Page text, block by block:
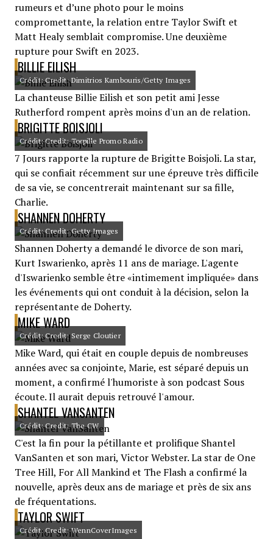
rumeurs et d’une photo pour le moins
compromettante, la relation entre Taylor Swift et
Matt Healy semblait compromise. Une deuxième
rupture pour Swift en 2023.
BILLIE EILISH
Crédit: Credit: Dimitrios Kambouris/Getty Images
La chanteuse Billie Eilish et son petit ami Jesse
Rutherford rompent après moins d'un an de relation.
BRIGITTE BOISJOLI
Crédit: Credit: Torpille Promo Radio
7 Jours rapporte la rupture de Brigitte Boisjoli. La star,
qui se confiait récemment sur une épreuve très difficile
de sa vie, se concentrerait maintenant sur sa fille,
Charlie.
SHANNEN DOHERTY
Crédit: Credit: Getty Images
Shannen Doherty a demandé le divorce de son mari,
Kurt Iswarienko, après 11 ans de mariage. L'agente
d'Iswarienko semble être «intimement impliquée» dans
les événements qui ont conduit à la décision, selon la
représentante de Doherty.
MIKE WARD
Crédit: Credit: Serge Cloutier
Mike Ward, qui était en couple depuis de nombreuses
années avec sa conjointe, Marie, est séparé depuis un
moment, a confirmé l'humoriste à son podcast Sous
écoute. Il aurait depuis retrouvé l'amour.
SHANTEL VANSANTEN
Crédit: Credit: The CW
C'est la fin pour la pétillante et prolifique Shantel
VanSanten et son mari, Victor Webster. La star de One
Tree Hill, For All Mankind et The Flash a confirmé la
nouvelle, après deux ans de mariage et près de six ans
de fréquentations.
TAYLOR SWIFT
Crédit: Credit: WennCoverImages